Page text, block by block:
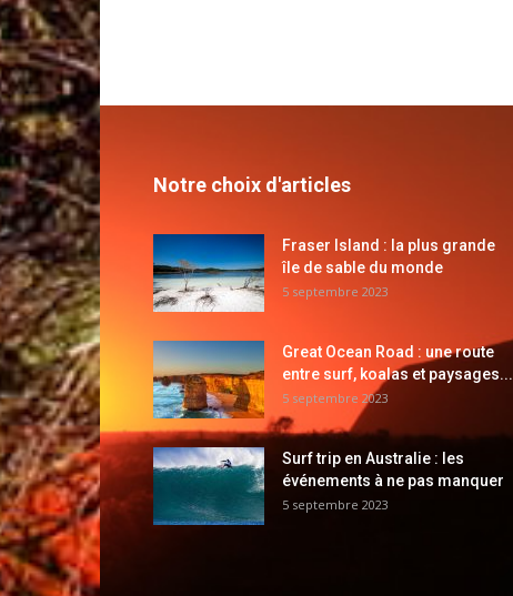
Notre choix d'articles
Fraser Island : la plus grande
île de sable du monde
5 septembre 2023
Great Ocean Road : une route
entre surf, koalas et paysages...
5 septembre 2023
Surf trip en Australie : les
événements à ne pas manquer
5 septembre 2023